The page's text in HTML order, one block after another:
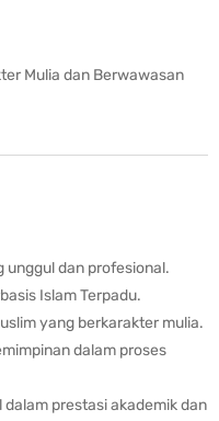
Mulia dan Berwawasan
unggul dan profesional.
Islam Terpadu.
yang berkarakter mulia.
dalam proses
prestasi akademik dan